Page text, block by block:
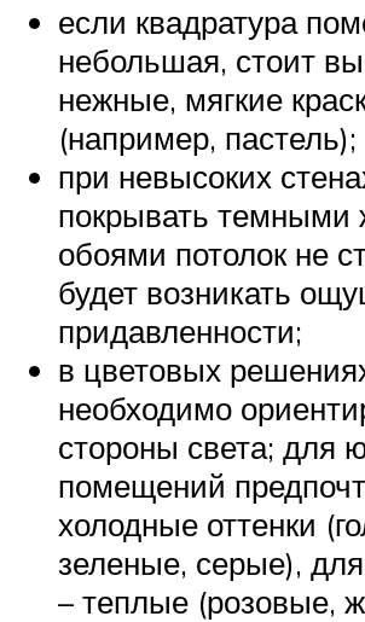
если квадратура
небольшая, стоит
нежные, мягкие
(например, пастель);
при невысоких
покрывать темными
обоями потолок не
будет возникать
придавленности;
в цветовых
необходимо
стороны света; для
помещений
холодные оттенки
зеленые, серые),
– теплые (розовые,